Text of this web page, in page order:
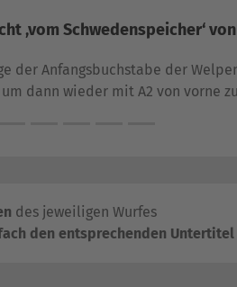
‚vom Schwedenspeicher‘
der Anfangsbuchstabe der
dann wieder mit A2 von vorne
des jeweiligen Wurfes
den entsprechenden